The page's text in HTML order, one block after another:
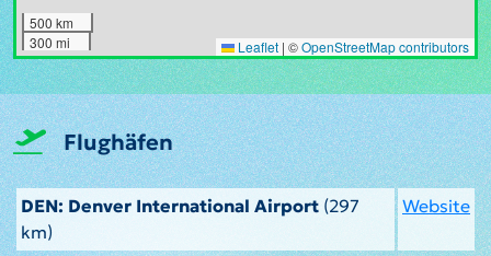
500 km
300 mi
Leaflet | ©OpenStreetMap contributors
Flughäfen
DEN: Denver International Airport (297
km)
Website